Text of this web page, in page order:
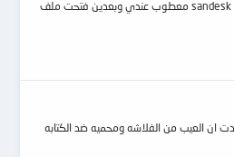
ادخل الفلاش يطلع صوت دخول الفلاش ولكن لا يظهر في جهاز الكمبوتر وحاولت افتحه في الدوس ومارضى .. مع العلم جربت الفلاش في جهاز ثاني وشغال تماااام قبل ما تحدث هذه المشكلة كنت احاول اصلح فلاش sandesk معطوب عندي وبعدين فتحت ملف
ان العيب من الفلاشه ومحميه ضد الكتابه